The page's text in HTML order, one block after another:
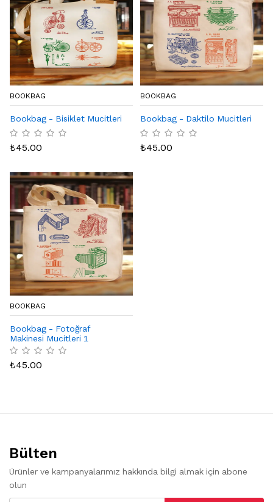
BOOKBAG
Bookbag - Bisiklet Mucitleri
₺45.00
BOOKBAG
Bookbag - Daktilo Mucitleri
₺45.00
BOOKBAG
Bookbag - Fotoğraf
Makinesi Mucitleri 1
₺45.00
Bülten
Ürünler ve kampanyalarımız hakkında bilgi almak için abone
olun